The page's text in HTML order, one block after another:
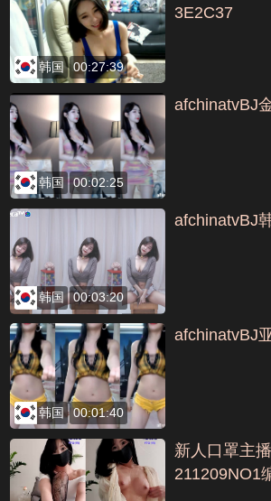
韩国 00:27:39
3E2C37
韩国 00:02:25
afchinatvBJ
韩国 00:03:20
afchinatvBJ
韩国 00:01:40
afchinatvBJ
新人口罩主
211209NO1